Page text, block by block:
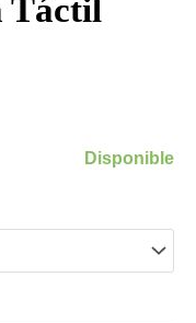
Táctil
Disponible